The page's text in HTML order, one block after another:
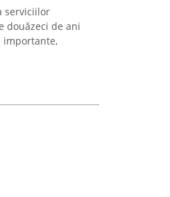
serviciilor
douăzeci de ani
importante,